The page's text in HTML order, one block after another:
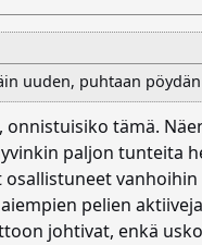
uuden, puhtaan
tämä.
paljon tunteita
osallistuneet
pelien
johtivat, enkä